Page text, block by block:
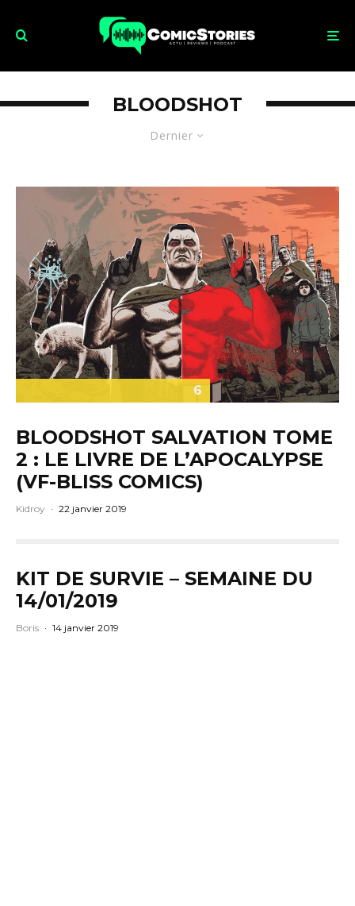
Dernier
BLOODSHOT
6
BLOODSHOT SALVATION TOME
2 : LE LIVRE DE L’APOCALYPSE
(VF-BLISS COMICS)
Kidroy · 22 janvier 2019
KIT DE SURVIE – SEMAINE DU
14/01/2019
Boris · 14 janvier 2019